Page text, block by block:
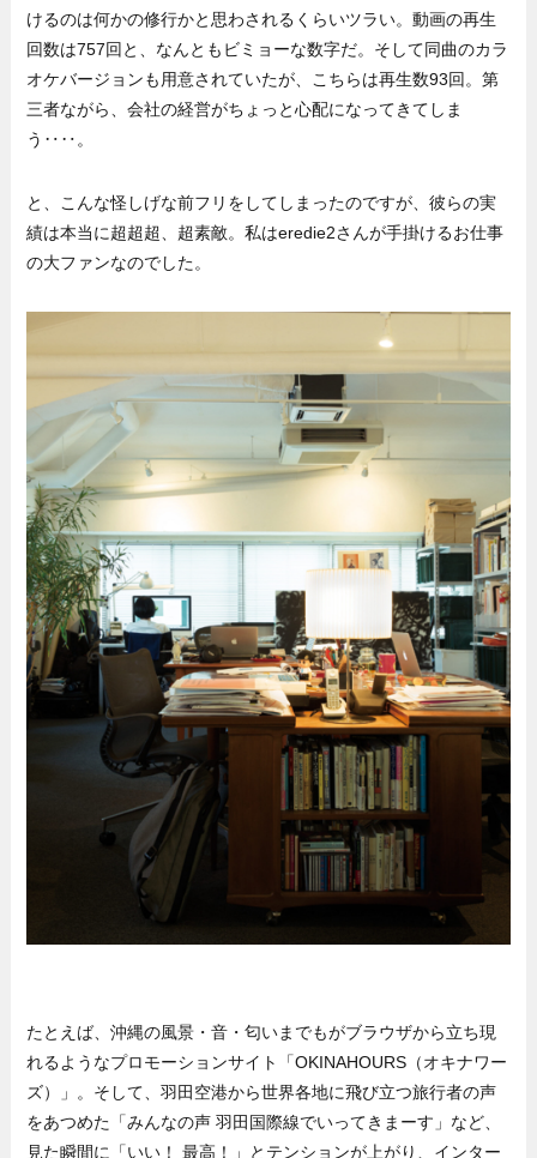
けるのは何かの修行かと思わされるくらいツラい。動画の再生
回数は757回と、なんともビミョーな数字だ。そして同曲のカラ
オケバージョンも用意されていたが、こちらは再生数93回。第
三者ながら、会社の経営がちょっと心配になってきてしま
う‥‥。
と、こんな怪しげな前フリをしてしまったのですが、彼らの実
績は本当に超超超、超素敵。私はeredie2さんが手掛けるお仕事
の大ファンなのでした。
たとえば、沖縄の風景・音・匂いまでもがブラウザから立ち現
れるようなプロモーションサイト「OKINAHOURS（オキナワー
ズ）」。そして、羽田空港から世界各地に飛び立つ旅行者の声
をあつめた「みんなの声 羽田国際線でいってきまーす」など、
見た瞬間に「いい！ 最高！」とテンションが上がり、インター